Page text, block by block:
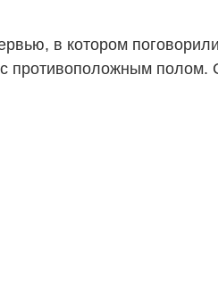
в котором
противоположным полом.